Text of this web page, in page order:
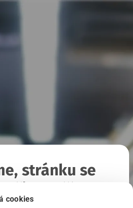
cookies
stránku se